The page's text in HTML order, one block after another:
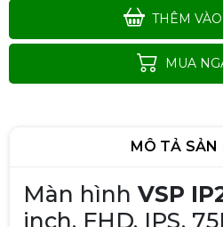
THÊM
MUA
MÔ TẢ SẢN
Màn hình VSP
inch, FHD, IPS,